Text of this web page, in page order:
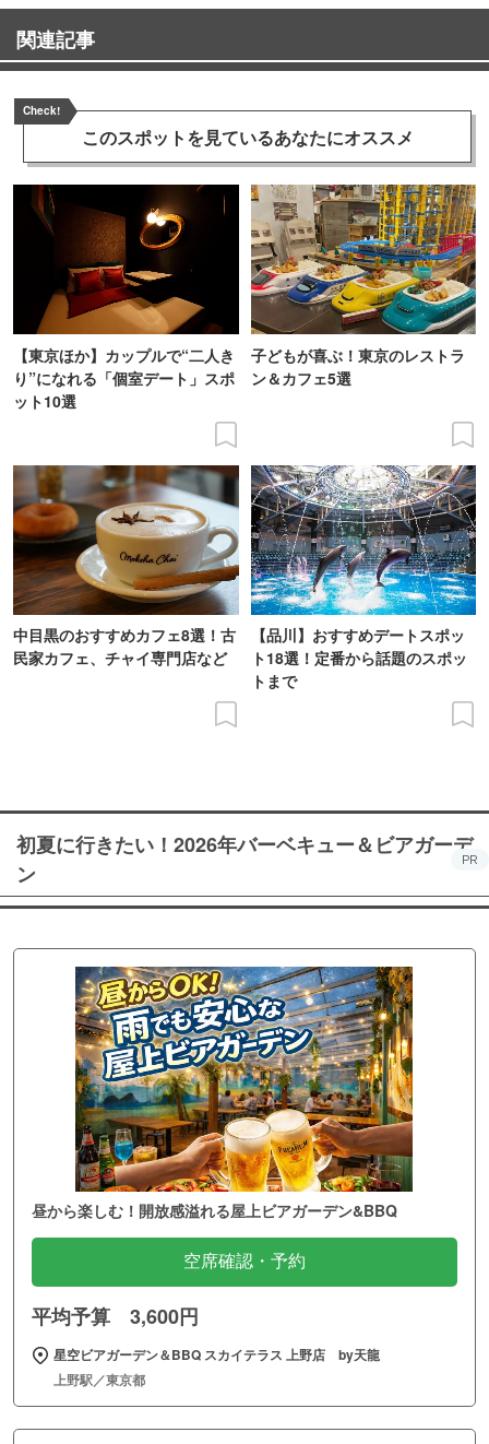
関連記事
Check!
このスポットを見ているあなたにオススメ
【東京ほか】カップルで“二人き
り”になれる「個室デート」スポ
ット10選
子どもが喜ぶ！東京のレストラ
ン＆カフェ5選
中目黒のおすすめカフェ8選！古
民家カフェ、チャイ専門店など
【品川】おすすめデートスポッ
ト18選！定番から話題のスポッ
トまで
初夏に行きたい！2026年バーベキュー＆ビアガーデ
ン
PR
昼から楽しむ！開放感溢れる屋上ビアガーデン&BBQ
空席確認・予約
平均予算 3,600円
星空ビアガーデン＆BBQ スカイテラス 上野店 by天龍
上野駅／東京都